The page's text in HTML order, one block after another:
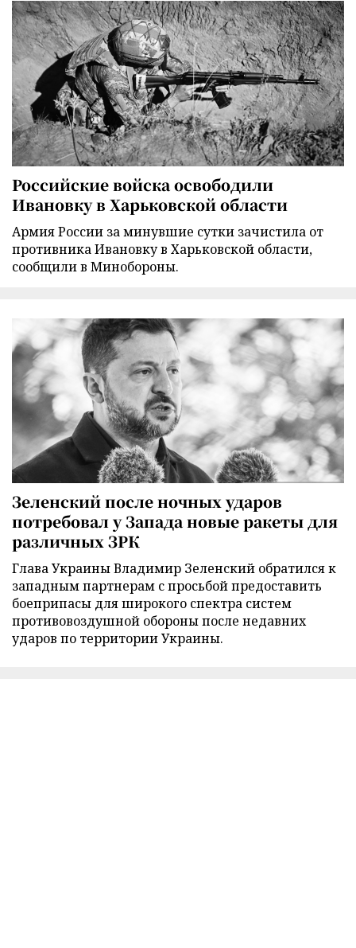
Российские войска освободили
Ивановку в Харьковской области
Армия России за минувшие сутки зачистила от
противника Ивановку в Харьковской области,
сообщили в Минобороны.
Зеленский после ночных ударов
потребовал у Запада новые ракеты для
различных ЗРК
Глава Украины Владимир Зеленский обратился к
западным партнерам с просьбой предоставить
боеприпасы для широкого спектра систем
противовоздушной обороны после недавних
ударов по территории Украины.